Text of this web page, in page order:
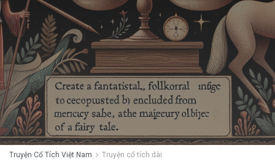
Truyện Cổ Tích Việt Nam Truyện cổ tích dài